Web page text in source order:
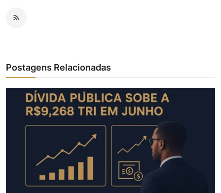
Postagens Relacionadas